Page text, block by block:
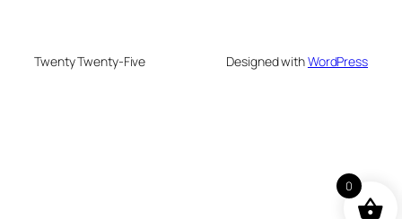
Twenty Twenty-Five Designed withWordPress
0